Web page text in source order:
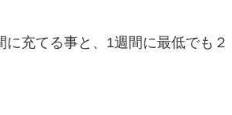
充てる事と、1週間に最低でも２